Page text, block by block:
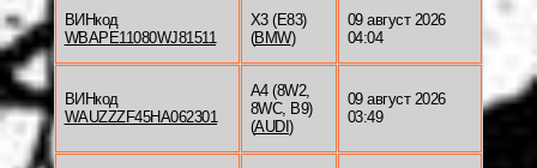
ВИНкод
WBAPE11080WJ81511
X3 (E83)
(BMW)
09 август 2026
04:04
ВИНкод
WAUZZZF45HA062301
A4 (8W2,
8WC, B9)
(AUDI)
09 август 2026
03:49